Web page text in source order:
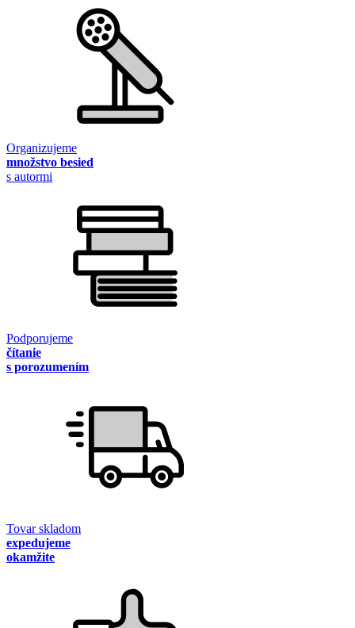
Organizujeme
množstvo besied
s autormi
Podporujeme
čítanie
s porozumením
Tovar skladom
expedujeme
okamžite